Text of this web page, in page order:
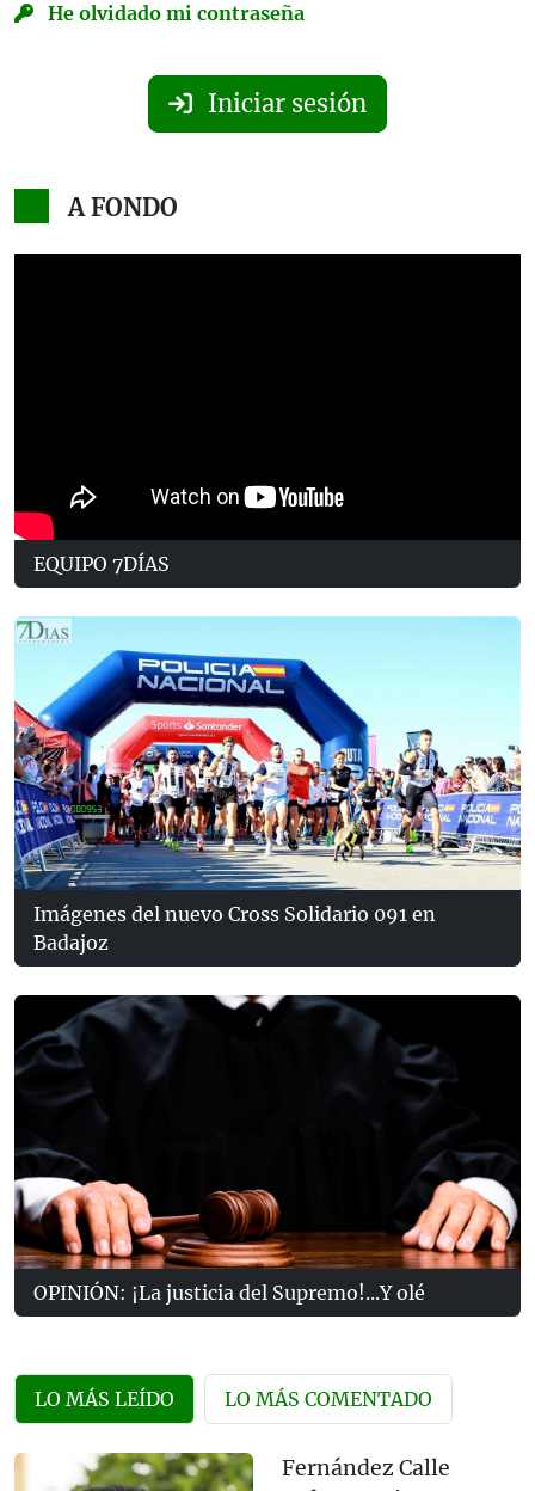
He olvidado mi contraseña
Iniciar sesión
A FONDO
EQUIPO 7DÍAS
Imágenes del nuevo Cross Solidario 091 en
Badajoz
OPINIÓN: ¡La justicia del Supremo!...Y olé
LO MÁS LEÍDO LO MÁS COMENTADO
Fernández Calle